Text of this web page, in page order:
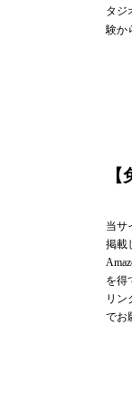
タジ
験か
当サ
掲載
を得
リン
でお